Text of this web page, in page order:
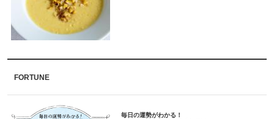
FORTUNE
毎日の運勢がわかる！